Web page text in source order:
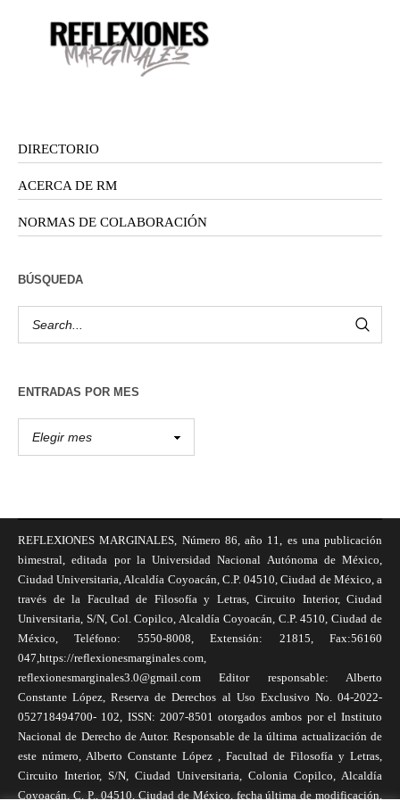
DIRECTORIO
ACERCA DE RM
NORMAS DE COLABORACIÓN
BÚSQUEDA
ENTRADAS POR MES
REFLEXIONES MARGINALES, Número 86, año 11, es una publicación
bimestral, editada por la Universidad Nacional Autónoma de México,
Ciudad Universitaria, Alcaldía Coyoacán, C.P. 04510, Ciudad de México, a
través de la Facultad de Filosofía y Letras, Circuito Interior, Ciudad
Universitaria, S/N, Col. Copilco, Alcaldía Coyoacán, C.P. 4510, Ciudad de
México, Teléfono: 5550-8008, Extensión: 21815, Fax:56160
047,https://reflexionesmarginales.com,
reflexionesmarginales3.0@gmail.com Editor responsable: Alberto
Constante López, Reserva de Derechos al Uso Exclusivo No. 04-2022-
052718494700- 102, ISSN: 2007-8501 otorgados ambos por el Instituto
Nacional de Derecho de Autor. Responsable de la última actualización de
este número, Alberto Constante López , Facultad de Filosofía y Letras,
Circuito Interior, S/N, Ciudad Universitaria, Colonia Copilco, Alcaldía
Coyoacán, C. P., 04510, Ciudad de México, fecha última de modificación,